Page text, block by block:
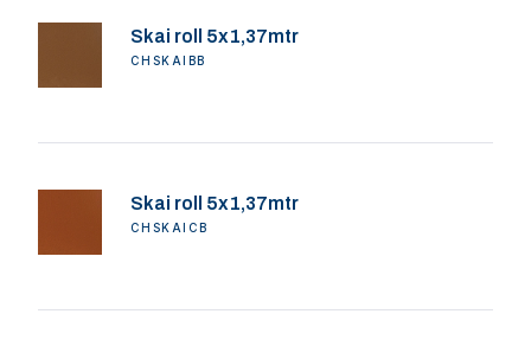
Skai roll 5x1,37mtr
CHSKAIBB
Skai roll 5x1,37mtr
CHSKAICB